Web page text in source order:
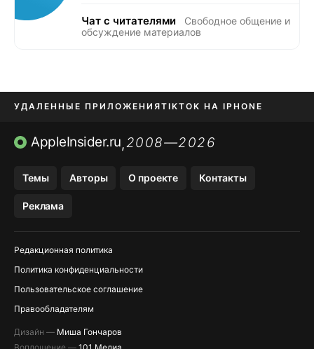
Чат с читателями
Свободное общение и
обсуждение материалов
УДАЛЕННЫЕ ПРИЛОЖЕНИЯTIKTOK НА IPHONE
ПРИЛОЖЕНИЯ БЕЗ APP STORE
AppleInsider.ru,2008—2026
Темы Авторы О проекте Контакты
Реклама
Редакционная политика
Политика конфиденциальности
Пользовательское соглашение
Правообладателям
Дизайн — Миша Гончаров